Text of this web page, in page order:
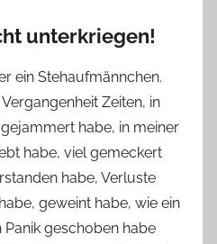
unterkriegen!
ein Stehaufmännchen.
Zeiten, in
habe, in meiner
habe, viel gemeckert
habe, Verluste
geweint habe, wie ein
Panik geschoben habe